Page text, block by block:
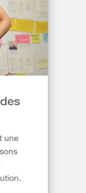
une